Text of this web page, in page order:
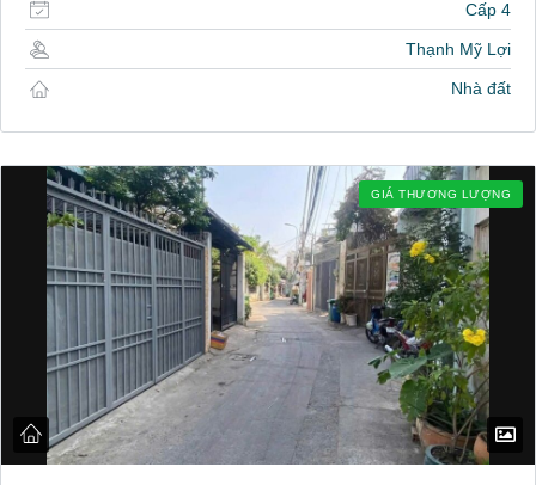
Cấp 4
Thạnh Mỹ Lợi
Nhà đất
GIÁ THƯƠNG LƯỢNG